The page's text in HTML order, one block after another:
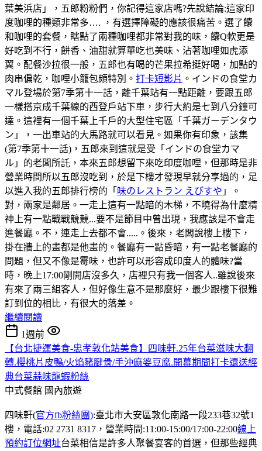
葉美浜店」，五郎粉粉們，你記得這家店嗎?先說結論:這家印
度咖哩的種類非常多…. ，有選擇障礙的應該很痛苦。選了饢
和咖哩的套餐，瞎點了兩種咖哩都非常對我的味，饢Q軟更是
好吃到不行，餅香、油甜就算單吃也美味、沾著咖哩如虎添
翼。配餐沙拉很一般，五郎也有喝的芒果拉希挺好喝，加點的
肉串偏乾，咖哩小籠包頗特別。 打卡短影片 。インドの食堂カ
マル登場於第7季第十一話，離千葉站有一點距離，要跟五郎
一樣搭京成千葉線的西登戶站下車，步行大約是七到八分鐘可
達。這裡有一個千葉上千戶的大型住宅區「千葉ガーデンタウ
ン」，一出車站的大馬路就可以看見。如果你有印象，該集
(第7季第十一話)，五郎來到這就是受「インドの食堂カマ
ル」的老闆所託，本來五郎想留下來吃印度咖哩，但那時是非
營業時間所以五郎沒吃到，於是下樓才發現早就分享過的，足
以進入我的五郎排行榜的「 味のレストラン えびすや 」。
對，兩家是鄰居。一走上這有一點暗的木梯，不曉得為什麼精
神上有一點戰戰競競...要不是節目中曾出現，我應該是不會走
進餐廳。不，連走上去都不會.....。後來，老闆說樓上樓下，
掛在牆上的畫都是他畫的。餐廳有一點昏暗，有一點老餐廳的
問題，但又不像是霉味，也許可以形容成印度人的體味?當
時，晚上17:00剛開店沒多久，店裡只有我一個客人..雖說後來
有來了兩三組客人，但好像生意不是那麼好，最少跟樓下很難
訂到位的相比，有很大的落差。
繼續閱讀
1週前
【台北捷運美食-忠孝敦化站美食】四味軒.25年台菜滋味大翻
轉.櫻桃片皮鴨/火焰豬腱骨/手沖麻婆豆腐.開幕期間打卡還送經
典台菜蒜味龍蝦粉絲
中式餐館 國內旅遊
四味軒(官方fb粉絲團):臺北市大安區敦化南路一段233巷32號1
樓，電話:02 2731 8317，營業時間:11:00-15:00/17:00-22:00線上
預約訂位網址台菜相信是許多人聚餐宴客的首選，但那些經典